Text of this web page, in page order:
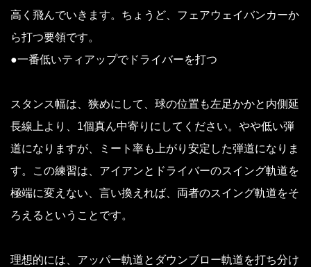
高く飛んでいきます。ちょうど、フェアウェイバンカーか
ら打つ要領です。
●一番低いティアップでドライバーを打つ
スタンス幅は、狭めにして、球の位置も左足かかと内側延
長線上より、1個真ん中寄りにしてください。やや低い弾
道になりますが、ミート率も上がり安定した弾道になりま
す。この練習は、アイアンとドライバーのスイング軌道を
極端に変えない、言い換えれば、両者のスイング軌道をそ
ろえるということです。
理想的には、アッパー軌道とダウンブロー軌道を打ち分け